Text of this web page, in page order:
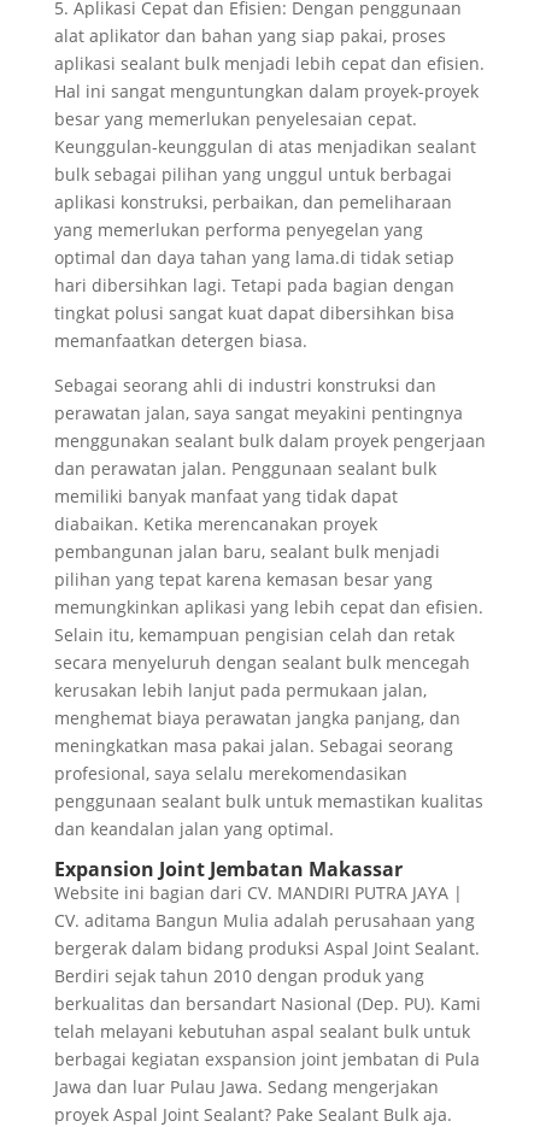
5. Aplikasi Cepat dan Efisien: Dengan penggunaan
alat aplikator dan bahan yang siap pakai, proses
aplikasi sealant bulk menjadi lebih cepat dan efisien.
Hal ini sangat menguntungkan dalam proyek-proyek
besar yang memerlukan penyelesaian cepat.
Keunggulan-keunggulan di atas menjadikan sealant
bulk sebagai pilihan yang unggul untuk berbagai
aplikasi konstruksi, perbaikan, dan pemeliharaan
yang memerlukan performa penyegelan yang
optimal dan daya tahan yang lama.di tidak setiap
hari dibersihkan lagi. Tetapi pada bagian dengan
tingkat polusi sangat kuat dapat dibersihkan bisa
memanfaatkan detergen biasa.
Sebagai seorang ahli di industri konstruksi dan
perawatan jalan, saya sangat meyakini pentingnya
menggunakan sealant bulk dalam proyek pengerjaan
dan perawatan jalan. Penggunaan sealant bulk
memiliki banyak manfaat yang tidak dapat
diabaikan. Ketika merencanakan proyek
pembangunan jalan baru, sealant bulk menjadi
pilihan yang tepat karena kemasan besar yang
memungkinkan aplikasi yang lebih cepat dan efisien.
Selain itu, kemampuan pengisian celah dan retak
secara menyeluruh dengan sealant bulk mencegah
kerusakan lebih lanjut pada permukaan jalan,
menghemat biaya perawatan jangka panjang, dan
meningkatkan masa pakai jalan. Sebagai seorang
profesional, saya selalu merekomendasikan
penggunaan sealant bulk untuk memastikan kualitas
dan keandalan jalan yang optimal.
Expansion Joint Jembatan Makassar
Website ini bagian dari CV. MANDIRI PUTRA JAYA |
CV. aditama Bangun Mulia adalah perusahaan yang
bergerak dalam bidang produksi Aspal Joint Sealant.
Berdiri sejak tahun 2010 dengan produk yang
berkualitas dan bersandart Nasional (Dep. PU). Kami
telah melayani kebutuhan aspal sealant bulk untuk
berbagai kegiatan exspansion joint jembatan di Pula
Jawa dan luar Pulau Jawa. Sedang mengerjakan
proyek Aspal Joint Sealant? Pake Sealant Bulk aja.